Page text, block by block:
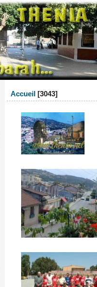
Accueil 3043